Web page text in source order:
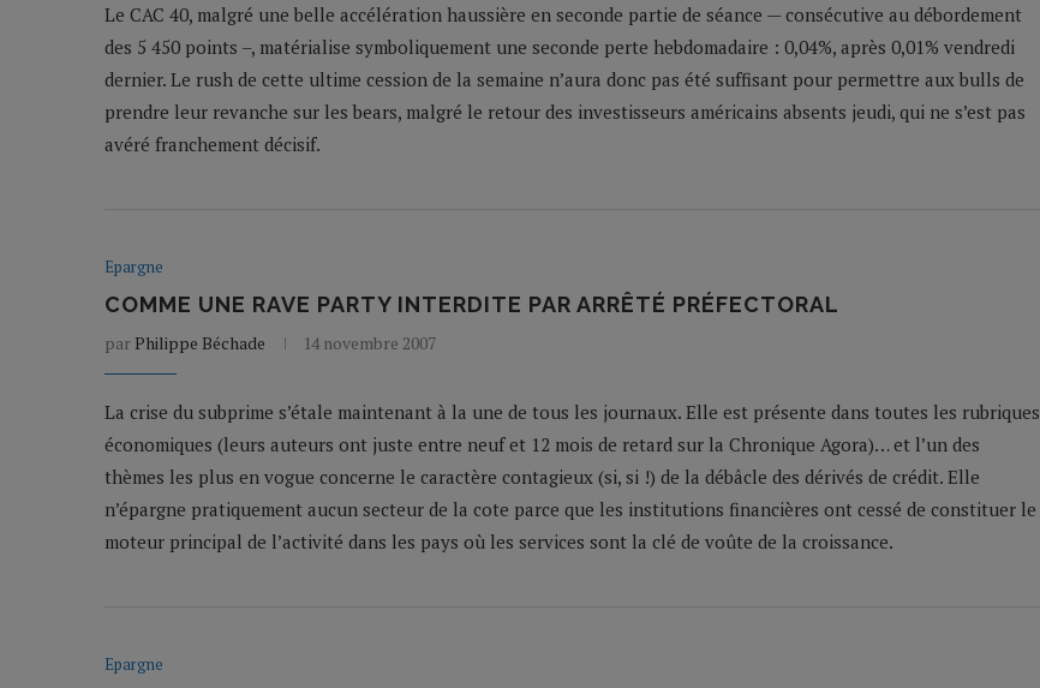
Le CAC 40, malgré une belle accélération haussière en seconde partie de séance — consécutive au débordement
des 5 450 points –, matérialise symboliquement une seconde perte hebdomadaire : 0,04%, après 0,01% vendredi
dernier. Le rush de cette ultime cession de la semaine n’aura donc pas été suffisant pour permettre aux bulls de
prendre leur revanche sur les bears, malgré le retour des investisseurs américains absents jeudi, qui ne s’est pas
avéré franchement décisif.
Epargne
COMME UNE RAVE PARTY INTERDITE PAR ARRÊTÉ PRÉFECTORAL
par Philippe Béchade 14 novembre 2007
La crise du subprime s’étale maintenant à la une de tous les journaux. Elle est présente dans toutes les rubriques
économiques (leurs auteurs ont juste entre neuf et 12 mois de retard sur la Chronique Agora)… et l’un des
thèmes les plus en vogue concerne le caractère contagieux (si, si !) de la débâcle des dérivés de crédit. Elle
n’épargne pratiquement aucun secteur de la cote parce que les institutions financières ont cessé de constituer le
moteur principal de l’activité dans les pays où les services sont la clé de voûte de la croissance.
Epargne